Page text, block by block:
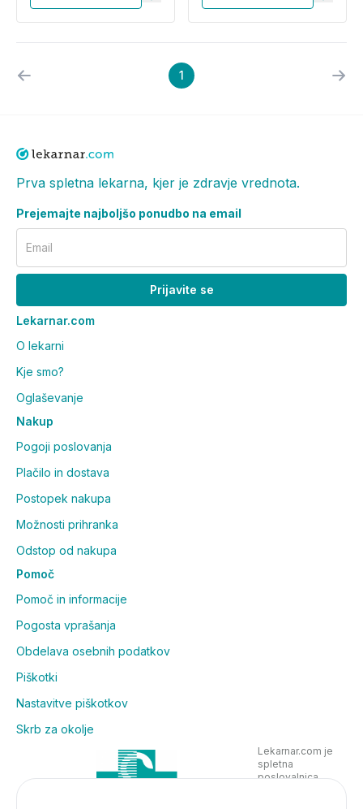
1
Prva spletna lekarna, kjer je zdravje vrednota.
Prejemajte najboljšo ponudbo na email
Email
Prijavite se
Lekarnar.com
O lekarni
Kje smo?
Oglaševanje
Nakup
Pogoji poslovanja
Plačilo in dostava
Postopek nakupa
Možnosti prihranka
Odstop od nakupa
Pomoč
Pomoč in informacije
Pogosta vprašanja
Obdelava osebnih podatkov
Piškotki
Nastavitve piškotkov
Skrb za okolje
Lekarnar.com je
spletna
poslovalnica